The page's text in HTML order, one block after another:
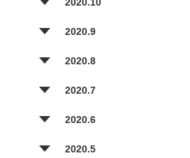
2020.10
2020.9
2020.8
2020.7
2020.6
2020.5